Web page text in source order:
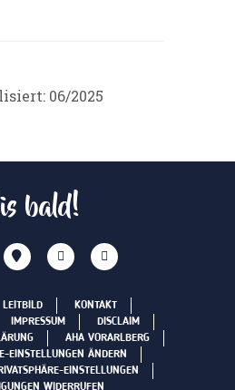
06/2025
bald!
LEITBILD
KONTAKT
IMPRESSUM
DISCLAIM
AHA VORARLBERG
EINSTELLUNGEN ÄNDERN
EINSTELLUNGEN
WIDERRUFEN